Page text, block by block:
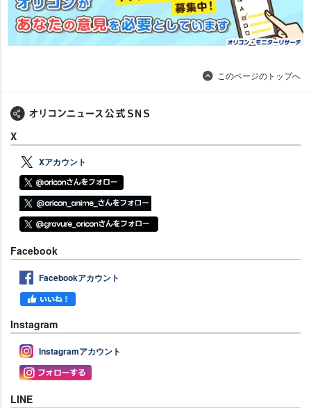
このページのトップへ
X
Xアカウント
Facebook
Facebookアカウント
Instagram
Instagramアカウント
LINE